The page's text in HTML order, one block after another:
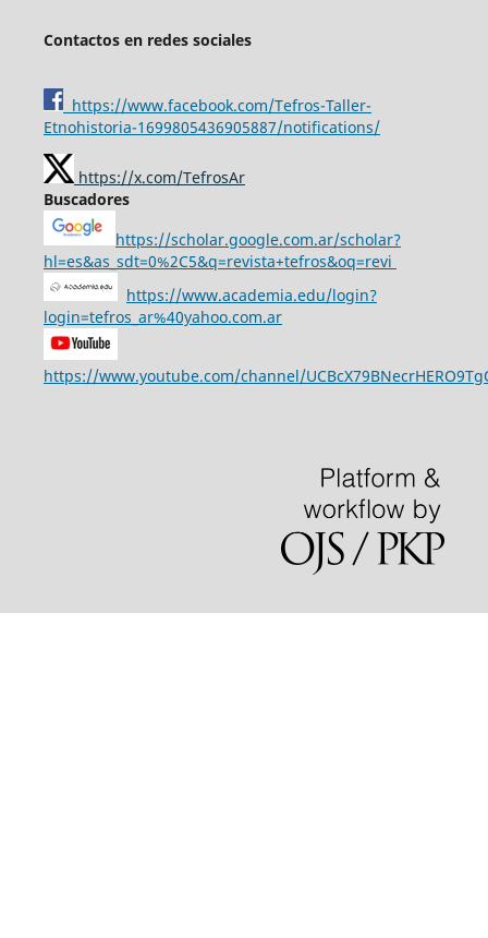
Contactos en redes sociales
https://www.facebook.com/Tefros-Taller-
Etnohistoria-1699805436905887/notifications/
https://x.com/TefrosAr
Buscadores
https://scholar.google.com.ar/scholar?
hl=es&as_sdt=0%2C5&q=revista+tefros&oq=revi
https://www.academia.edu/login?
login=tefros_ar%40yahoo.com.ar
https://www.youtube.com/channel/